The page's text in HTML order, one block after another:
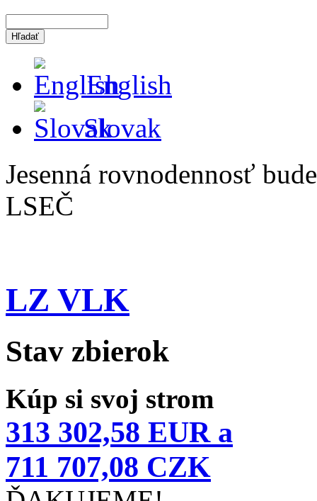
English
Slovak
Jesenná rovnodennosť
LSEČ
LZ VLK
Stav zbierok
Kúp si svoj strom
313 302,58 EUR a
711 707,08 CZK